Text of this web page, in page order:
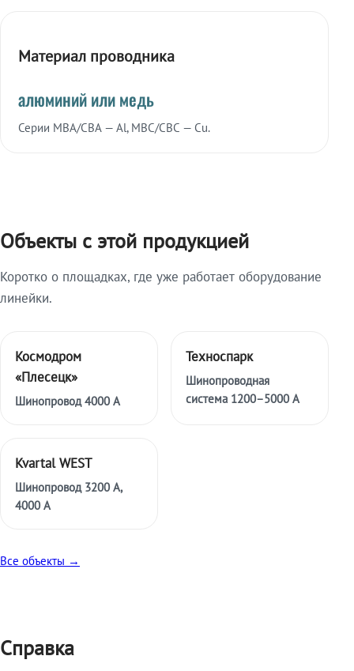
Материал проводника
алюминий или медь
Серии МВА/СВА — Al, МВС/СВС — Cu.
Объекты с этой продукцией
Коротко о площадках, где уже работает оборудование
линейки.
Космодром
«Плесецк»
Шинопровод 4000 А
Техноспарк
Шинопроводная
система 1200–5000 А
Kvartal WEST
Шинопровод 3200 А,
4000 А
Все объекты →
Справка